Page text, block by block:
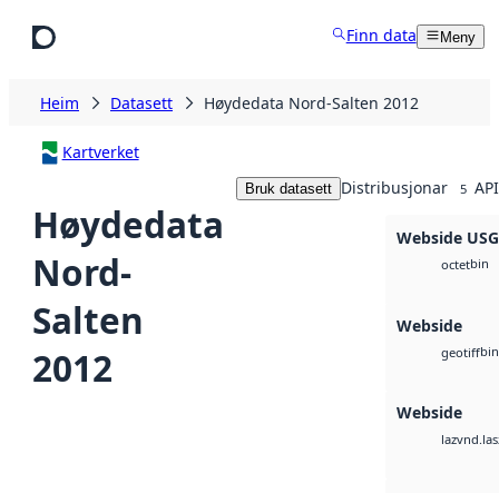
Finn data Meny
Heim Datasett Høydedata Nord-Salten 2012
Kartverket
Høydedata
Nord-
Salten
2012
Bruk datasett Distribusjonar 5
Webside
octetbin
Webside
geotiffbin
Webside
laz